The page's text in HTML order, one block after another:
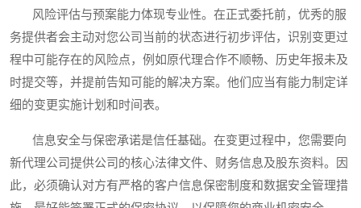
风险评估与预案能力体现专业性。在正式委托前，优秀的服
务提供者会主动对您公司当前的状态进行初步评估，识别变更过
程中可能存在的风险点，例如原代理合作不顺畅、历史年报未及
时提交等，并提前告知可能的解决方案。他们应当有能力制定详
细的变更实施计划和时间表。
信息安全与保密承诺是信任基础。在变更过程中，您需要向
新代理公司提供公司的核心法律文件、财务信息及股东资料。因
此，必须确认对方有严格的客户信息保密制度和数据安全管理措